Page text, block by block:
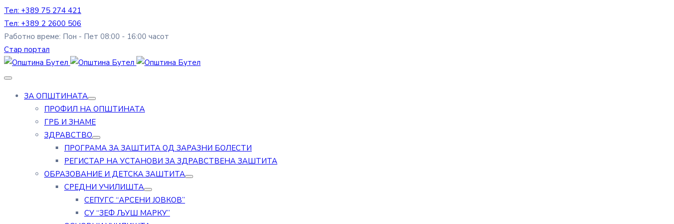
Тел: +389 75 274 421
Тел: +389 2 2600 506
Работно време: Пон - Пет 08:00 - 16:00 часот
Стар портал
ЗА ОПШТИНАТА
ПРОФИЛ НА ОПШТИНАТА
ГРБ И ЗНАМЕ
ЗДРАВСТВО
ПРОГРАМА ЗА ЗАШТИТА ОД ЗАРАЗНИ БОЛЕСТИ
РЕГИСТАР НА УСТАНОВИ ЗА ЗДРАВСТВЕНА ЗАШТИТА
ОБРАЗОВАНИЕ И ДЕТСКА ЗАШТИТА
СРЕДНИ УЧИЛИШТА
СЕПУГС “АРСЕНИ ЈОВКОВ”
СУ “ЗЕФ ЉУШ МАРКУ”